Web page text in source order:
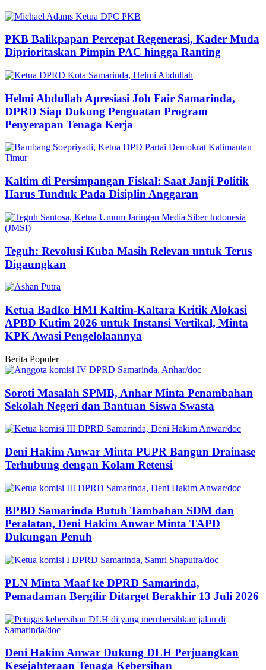
PKB Balikpapan Percepat Regenerasi, Kader Muda
Diprioritaskan Pimpin PAC hingga Ranting
Helmi Abdullah Apresiasi Job Fair Samarinda,
DPRD Siap Dukung Penguatan Program
Penyerapan Tenaga Kerja
Kaltim di Persimpangan Fiskal: Saat Janji Politik
Harus Tunduk Pada Disiplin Anggaran
Teguh: Revolusi Kuba Masih Relevan untuk Terus
Digaungkan
Ketua Badko HMI Kaltim-Kaltara Kritik Alokasi
APBD Kutim 2026 untuk Instansi Vertikal, Minta
KPK Awasi Pengelolaannya
Berita Populer
Soroti Masalah SPMB, Anhar Minta Penambahan
Sekolah Negeri dan Bantuan Siswa Swasta
Deni Hakim Anwar Minta PUPR Bangun Drainase
Terhubung dengan Kolam Retensi
BPBD Samarinda Butuh Tambahan SDM dan
Peralatan, Deni Hakim Anwar Minta TAPD
Dukungan Penuh
PLN Minta Maaf ke DPRD Samarinda,
Pemadaman Bergilir Ditarget Berakhir 13 Juli 2026
Deni Hakim Anwar Dukung DLH Perjuangkan
Kesejahteraan Tenaga Kebersihan